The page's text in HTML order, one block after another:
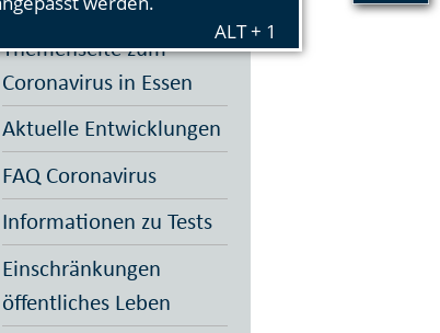
Themenseite zum
Coronavirus in Essen
Aktuelle Entwicklungen
FAQ Coronavirus
Informationen zu Tests
Einschränkungen
öffentliches Leben